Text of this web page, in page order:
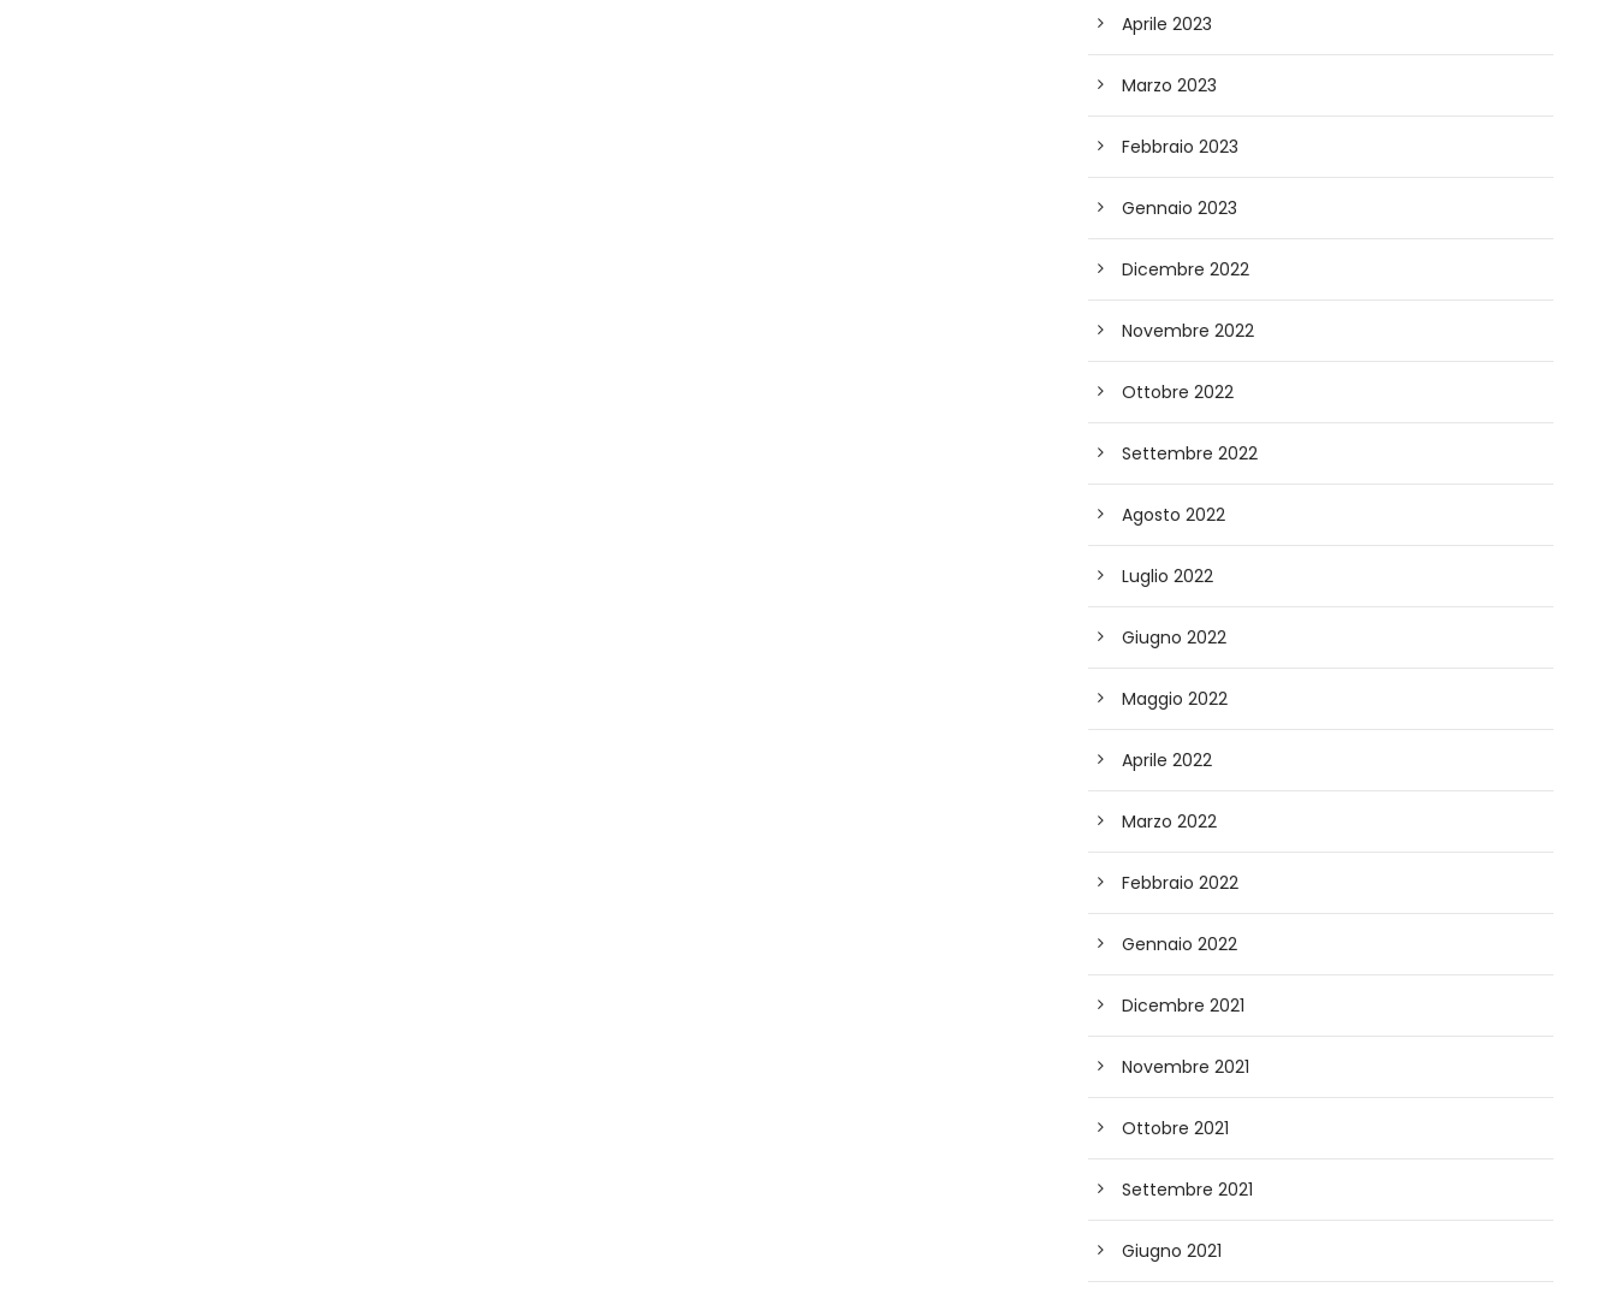
Aprile 2023
Marzo 2023
Febbraio 2023
Gennaio 2023
Dicembre 2022
Novembre 2022
Ottobre 2022
Settembre 2022
Agosto 2022
Luglio 2022
Giugno 2022
Maggio 2022
Aprile 2022
Marzo 2022
Febbraio 2022
Gennaio 2022
Dicembre 2021
Novembre 2021
Ottobre 2021
Settembre 2021
Giugno 2021